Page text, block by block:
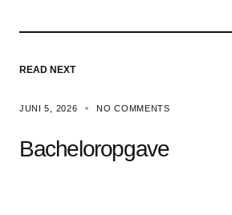
READ NEXT
JUNI 5, 2026 NO COMMENTS
Bacheloropgave